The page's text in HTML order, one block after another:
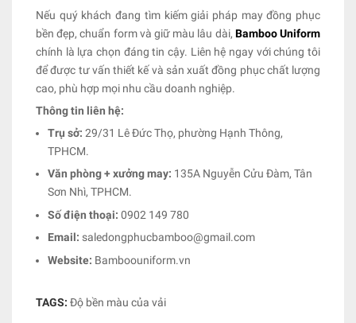
Nếu quý khách đang tìm kiếm giải pháp may đồng phục
bền đẹp, chuẩn form và giữ màu lâu dài, Bamboo Uniform
chính là lựa chọn đáng tin cậy. Liên hệ ngay với chúng tôi
để được tư vấn thiết kế và sản xuất đồng phục chất lượng
cao, phù hợp mọi nhu cầu doanh nghiệp.
Thông tin liên hệ:
Trụ sở: 29/31 Lê Đức Thọ, phường Hạnh Thông,
TPHCM.
Văn phòng + xưởng may: 135A Nguyễn Cửu Đàm, Tân
Sơn Nhì, TPHCM.
Số điện thoại: 0902 149 780
Email: saledongphucbamboo@gmail.com
Website: Bamboouniform.vn
TAGS: Độ bền màu của vải